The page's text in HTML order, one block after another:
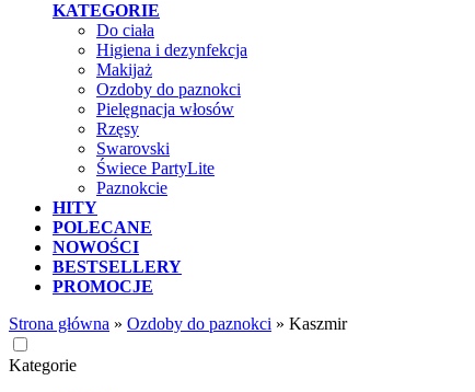
KATEGORIE
Do ciała
Higiena i dezynfekcja
Makijaż
Ozdoby do paznokci
Pielęgnacja włosów
Rzęsy
Swarovski
Świece PartyLite
Paznokcie
HITY
POLECANE
NOWOŚCI
BESTSELLERY
PROMOCJE
Strona główna » Ozdoby do paznokci » Kaszmir
Kategorie